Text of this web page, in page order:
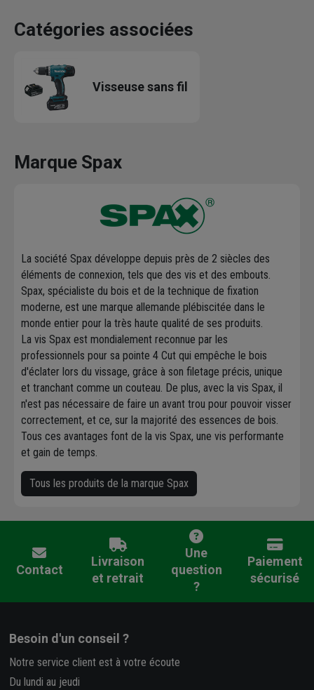
Catégories associées
Visseuse sans fil
Marque Spax
La société Spax développe depuis près de 2 siècles des
éléments de connexion, tels que des vis et des embouts.
Spax, spécialiste du bois et de la technique de fixation
moderne, est une marque allemande plébiscitée dans le
monde entier pour la très haute qualité de ses produits.
La vis Spax est mondialement reconnue par les
professionnels pour sa pointe 4 Cut qui empêche le bois
d'éclater lors du vissage, grâce à son filetage précis, unique
et tranchant comme un couteau. De plus, avec la vis Spax, il
n'est pas nécessaire de faire un avant trou pour pouvoir visser
correctement, et ce, sur la majorité des essences de bois.
Tous ces avantages font de la vis Spax, une vis performante
et gain de temps.
Tous les produits de la marque Spax
Contact
Livraison
et retrait
Une
question
?
Paiement
sécurisé
Besoin d'un conseil ?
Notre service client est à votre écoute
Du lundi au jeudi